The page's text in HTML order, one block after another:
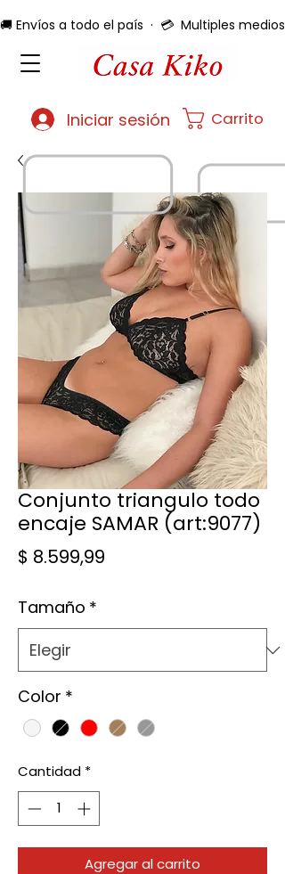
🚚 Envíos a todo el país  ·  💳  Multiples
Iniciar sesión Carrito
Conjunto triangulo todo
encaje SAMAR (art:9077)
$ 8.599,99
Tamaño *
Color *
Cantidad *
Agregar al carrito